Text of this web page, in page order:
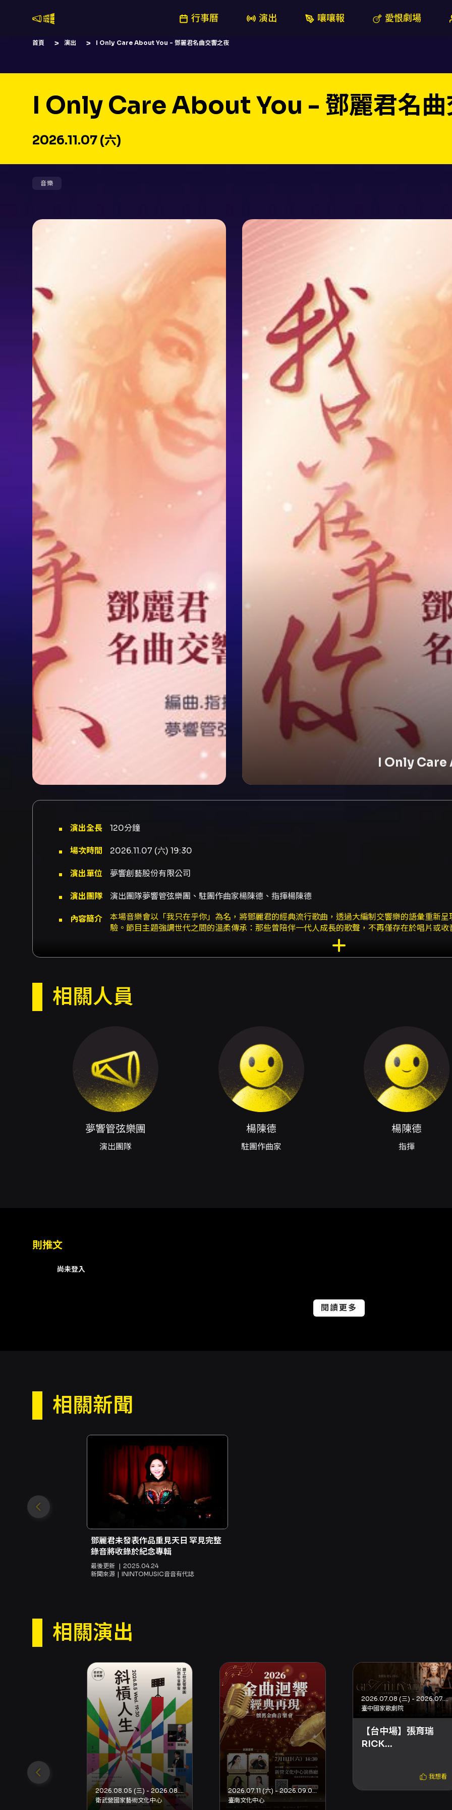
行事曆 演出 嚷嚷報 愛恨劇場
首頁 演出 I Only Care About You - 鄧麗君名曲交響之夜
I Only Care About You - 鄧麗君名曲
2026.11.07 (六)
音樂
I Only Care
演出全長 120分鐘
場次時間 2026.11.07 (六) 19:30
演出單位 夢響創藝股份有限公司
演出團隊 演出團隊夢響管弦樂團、駐團作曲家楊陳德、指揮楊陳德
內容簡介
本場音樂會以「我只在乎你」為名，將鄧麗君的經典流行歌曲，透過大編制交響樂的語彙重新
驗。節目主題強調世代之間的溫柔傳承：那些曾陪伴一代人成長的歌聲，不再僅存在於唱片或
規模的管弦樂團以立體的聲響重現，呈現更深刻的情感層次與戲劇張力。演出兼具懷舊情感與
場向時代傳奇致敬的音樂會。 節目由夢響管弦樂團演出，駐團作曲家楊陳德親自擔任改編與指
品〈月亮代表我的心幻想曲〉。該幻想曲以原有主題為核心動機，採幻想曲形式自由展開，時
行歌曲擴展為交響詩般的敘事結構。其他曲目囊括不同情感風貌：從俏皮輕快到深情哀婉，從異
待一場兼具懷舊情懷與古典美學的音樂會，本節目提供高度共鳴的現場經驗，尤其適合喜愛鄧
受不同音樂語彙交融的聽眾。
注意事項
入場與演出資訊 - 進場時間：演出前30分鐘開放入場，請依現場工作人員指示就座。 - 演出長
影：演出過程可能會進行錄影，請觀眾留意並遵守相關場內規範。 票務與購票方式 - 網路購買
ATM轉帳，購買前請先加入會員。部分折扣方案若有「需使用文化幣折抵」限制，僅限網路購
點購買。 - 超商購票：7-ELEVEN ibon、全家 FamiPort、萊爾富 Life-ET，超商購票僅提供電
收取手續費新台幣10元。 - 特別限制：如節目有輪椅席及輪椅陪同席、優惠套票或需一次購買
買，請依購票頁面說明辦理。 取票與配送 - 取票方式請依結帳頁面顯示之選項為準，取票方式
國內郵寄將酌收郵資（範例說明中曾以50元為例，實際金額請以購票頁面為準）。 - 為維護觀
相關人員
夢響管弦樂團
演出團隊
楊陳德
駐團作曲家
楊陳德
指揮
則推文
尚未登入
閱讀更多
相關新聞
鄧麗君未發表作品重見天日 罕見完整
錄音將收錄於紀念專輯
最後更新
2025.04.24
新聞來源
ININTOMUSIC音音有代誌
相關演出
2026.08.05 (三) - 2026.08.05 (三)
衛武營國家藝術文化中心
2026.07.11 (六) - 2026.09.05 (六)
臺南文化中心
2026.07.08 (三) - 2026.07.08 (三)
臺中國家歌劇院
【台中場】張育瑞
RICK
我想看